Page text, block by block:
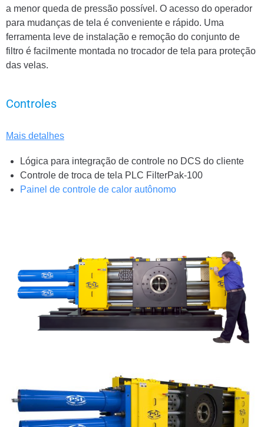
a menor queda de pressão possível. O acesso do operador
para mudanças de tela é conveniente e rápido. Uma
ferramenta leve de instalação e remoção do conjunto de
filtro é facilmente montada no trocador de tela para proteção
das velas.
Controles
Mais detalhes
Lógica para integração de controle no DCS do cliente
Controle de troca de tela PLC FilterPak-100
Painel de controle de calor autônomo